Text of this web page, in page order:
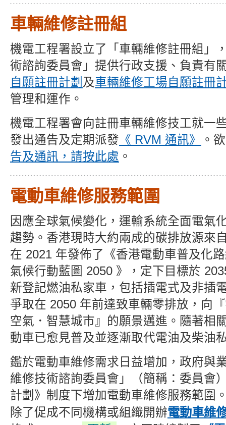
車輛維修註冊組
機電工程署設立了「車輛維修註冊組」
術諮詢委員會」提供行政支援、負責有
自願註冊計劃 及車輛維修工場自願註冊
管理和運作。
機電工程署會向註冊車輛維修技工就一
發出通告及定期派發 《 RVM 通訊》
。
告及通訊，請按此處 。
電動車維修服務範圍
因應全球氣候變化，運輸系統全面電氣
趨勢。香港現時大約兩成的碳排放源來
在 2021 年發佈了《香港電動車普及化
氣候行動藍圖 2050 》，定下目標於
新登記燃油私家車，包括插電式及非插
爭取在 2050 年前達致車輛零排放，向
空氣．智慧城市』的願景邁進。隨著相
動車已愈見普及並逐漸取代電油及柴油
鑑於電動車維修需求日益增加，政府與
維修技術諮詢委員會」（簡稱：委員會
計劃》制度下增加電動車維修服務範圍
除了促成不同機構或組織開辦電動車維